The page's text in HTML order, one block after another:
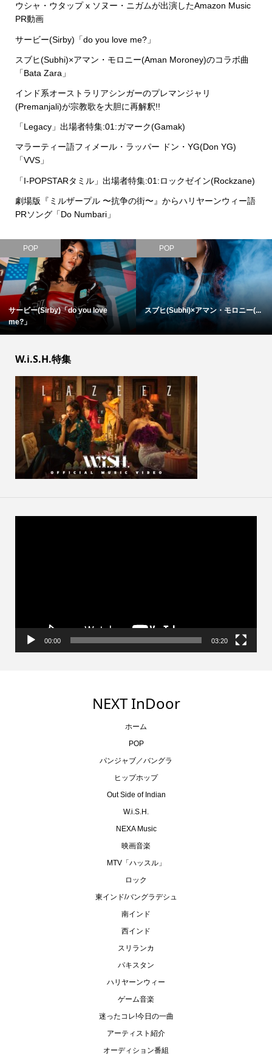
ウシャ・ウタップ x ソヌー・ニガムが出演したAmazon Music
PR動画
サービー(Sirby)「do you love me?」
スブヒ(Subhi)×アマン・モロニー(Aman Moroney)のコラボ曲
「Bata Zara」
インド系オーストラリアシンガーのプレマンジャリ
(Premanjali)が宗教歌を大胆に再解釈!!
「Legacy」出場者特集:01:ガマーク(Gamak)
マラーティー語フィメール・ラッパー ドン・YG(Don YG)
「VVS」
「I-POPSTARタミル」出場者特集:01:ロックゼイン(Rockzane)
劇場版『ミルザープル 〜抗争の街〜』からハリヤーンウィー語
PRソング「Do Numbari」
POP
サービー(Sirby)「do you love
me?」
POP
スブヒ(Subhi)×アマン・モロニー(...
W.i.S.H.特集
00:00 03:20
NEXT InDoor
ホーム
POP
パンジャブ／バングラ
ヒップホップ
Out Side of Indian
W.i.S.H.
NEXA Music
映画音楽
MTV「ハッスル」
ロック
東インド/バングラデシュ
南インド
西インド
スリランカ
パキスタン
ハリヤーンウィー
ゲーム音楽
迷ったコレ!今日の一曲
アーティスト紹介
オーディション番組